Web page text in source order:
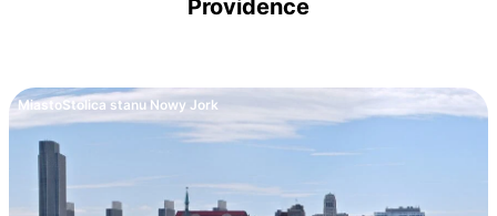
Providence
MiastoStolica stanu Nowy Jork